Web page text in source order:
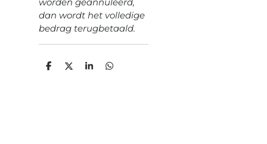
dan wordt het volledige
bedrag terugbetaald.
D
D
S
D